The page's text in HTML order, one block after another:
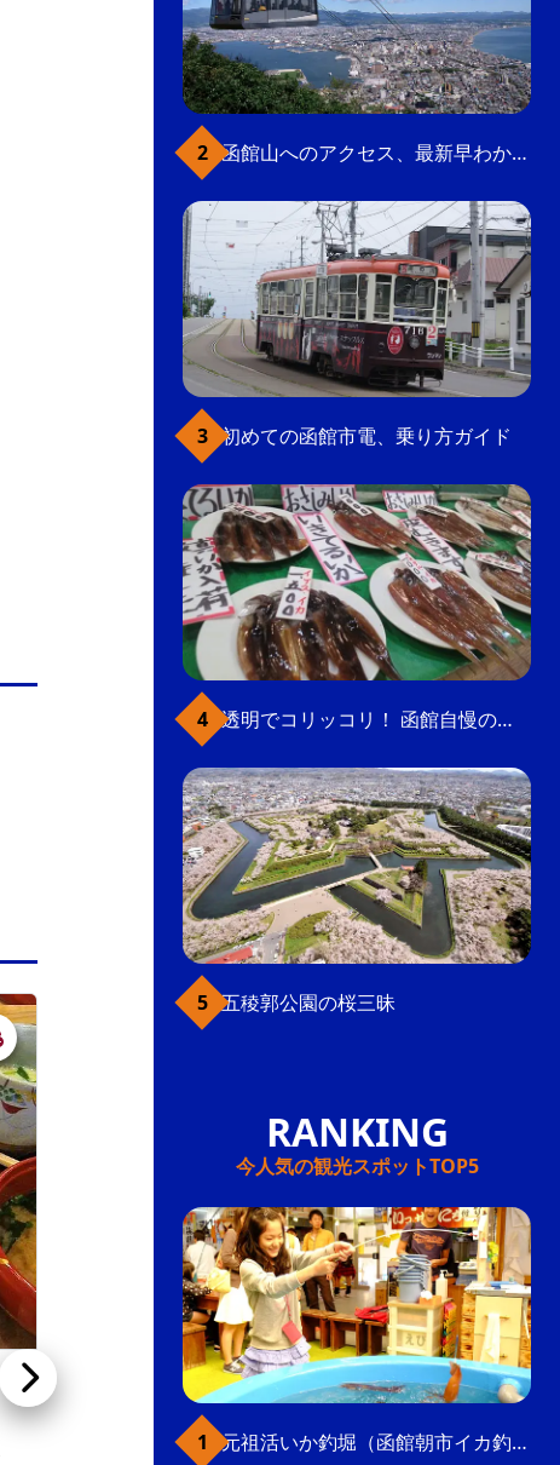
【閉店】炭火焼肉・ジンギスカン 炭火亭
生ラムや高級黒毛和牛などをリーズナブルに提
函館山へのアクセス、最新早わかりガイド
初めての函館市電、乗り方ガイド
透明でコリッコリ！ 函館自慢のいかをどうぞ
五稜郭公園の桜三昧
今人気の観光スポットTOP5
元祖活いか釣堀（函館朝市イカ釣り体験）